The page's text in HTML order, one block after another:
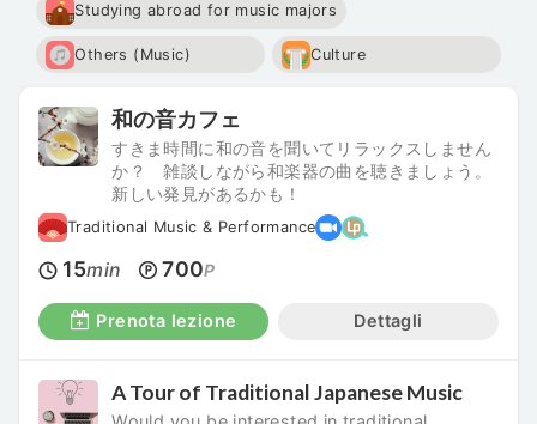
Studying abroad for music majors
Others (Music) Culture
和の音カフェ
すきま時間に和の音を聞いてリラックスしません
か？ 雑談しながら和楽器の曲を聴きましょう。
新しい発見があるかも！
Traditional Music & Performance
15min 700P
Prenota lezione Dettagli
A Tour of Traditional Japanese Music